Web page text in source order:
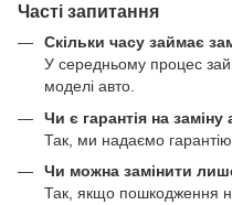
Часті запитання
Скільки часу займає
У середньому процес
моделі авто.
Чи є гарантія на заміну
Так, ми надаємо гарантію
Чи можна замінити
Так, якщо пошкодження